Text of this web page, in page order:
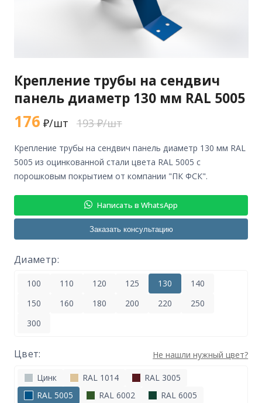
Крепление трубы на сендвич
панель диаметр 130 мм RAL 5005
176 ₽/шт 193 ₽/шт
крепление трубы на сендвич панель диаметр 130 мм RAL
5005 из оцинкованной стали цвета RAL 5005 с
порошковым покрытием от компании "ПК ФСК".
Написать в WhatsApp
Заказать консультацию
Диаметр:
100 110 120 125 130
140
150
160 180 200 220
250
300
Цвет: Не нашли нужный цвет?
Цинк RAL 1014
RAL 3005
RAL 5005
RAL 6002
RAL 6005